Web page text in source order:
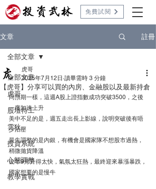
免費試閱
文章 註冊
全部文章
虎哥
股壇特工
雲狄
投資系統
心態調整
教學實戰
全部文章
【虎哥】分享可以買的內房、金融股以及最新持倉
虎哥
2025年7月12日 讀畢需時 3 分鐘
同預期一樣，這週A股上證指數成功突破3500，之後
一度加速上升
美中不足的是，週五走出長上影線，說明突破後有唔
少沽壓
最先調整的是內銀，有機會是國家隊不想股市過熱，
稍微拋貨降溫
去年9月升得太快，氣氛太狂熱，最終迎來暴漲暴跌，
國家想要的是慢牛